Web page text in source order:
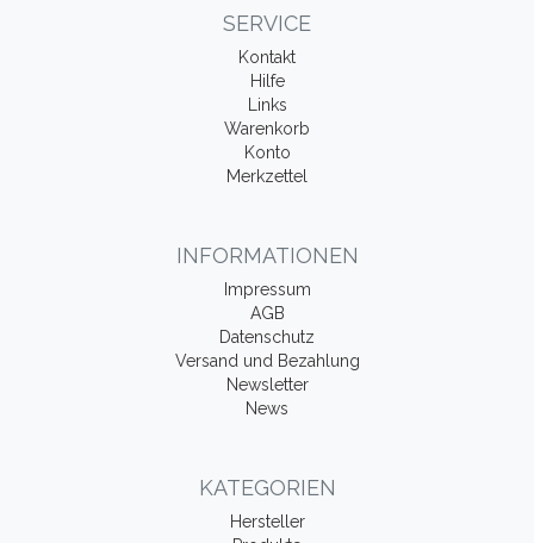
SERVICE
Kontakt
Hilfe
Links
Warenkorb
Konto
Merkzettel
INFORMATIONEN
Impressum
AGB
Datenschutz
Versand und Bezahlung
Newsletter
News
KATEGORIEN
Hersteller